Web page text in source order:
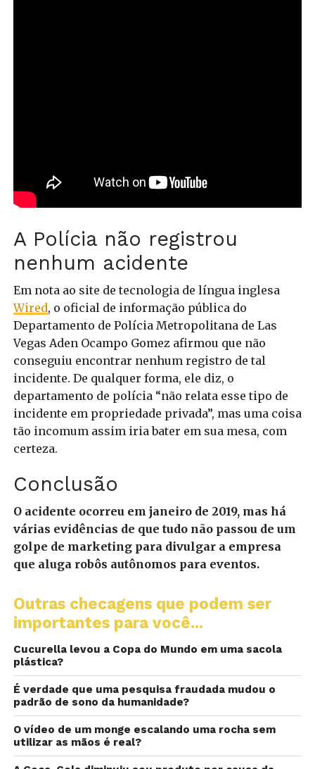
A Polícia não registrou
nenhum acidente
Em nota ao site de tecnologia de língua inglesa
Wired, o oficial de informação pública do
Departamento de Polícia Metropolitana de Las
Vegas Aden Ocampo Gomez afirmou que não
conseguiu encontrar nenhum registro de tal
incidente. De qualquer forma, ele diz, o
departamento de polícia “não relata esse tipo de
incidente em propriedade privada”, mas uma coisa
tão incomum assim iria bater em sua mesa, com
certeza.
Conclusão
O acidente ocorreu em janeiro de 2019, mas há
várias evidências de que tudo não passou de um
golpe de marketing para divulgar a empresa
que aluga robôs autônomos para eventos.
Outras checagens que podem ser
importantes para você...
Cucurella levou a Copa do Mundo em uma sacola
plástica?
É verdade que uma pesquisa fraudada mudou o
padrão de sono da humanidade?
O vídeo de um monge escalando uma rocha sem
utilizar as mãos é real?